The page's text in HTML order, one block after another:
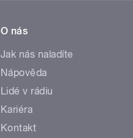
O nás
Jak nás naladíte
Nápověda
Lidé v rádiu
Kariéra
Kontakt